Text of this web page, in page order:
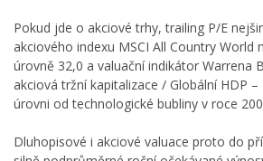
Pokud jde o akciové trhy, trailing P/E
akciového indexu MSCI All Country World
úrovně 32,0 a valuační indikátor Warrena
akciová tržní kapitalizace / Globální HDP
úrovni od technologické bubliny v roce
Dluhopisové i akciové valuace proto do